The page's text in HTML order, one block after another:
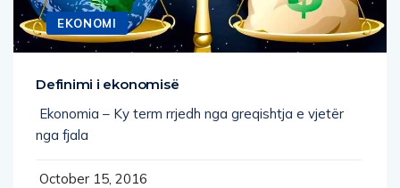
EKONOMI
Definimi i ekonomisë
Ekonomia – Ky term rrjedh nga greqishtja e vjetër
nga fjala
October 15, 2016